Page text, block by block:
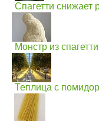
Спагетти снижает
Монстр из спагетти
Теплица с